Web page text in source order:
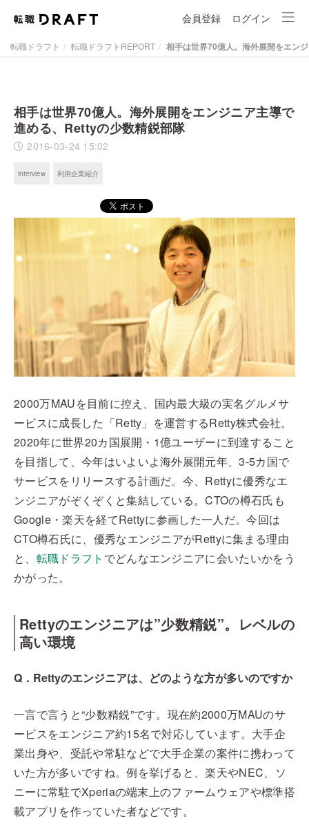
会員登録 ログイン
転職ドラフト 転職ドラフトREPORT 相手は世界70億人。海外展開をエン
相手は世界70億人。海外展開をエンジニア主導で
進める、Rettyの少数精鋭部隊
2016-03-24 15:02
interview 利用企業紹介
2000万MAUを目前に控え、国内最大級の実名グルメサ
ービスに成長した「Retty」を運営するRetty株式会社。
2020年に世界20カ国展開・1億ユーザーに到達すること
を目指して、今年はいよいよ海外展開元年、3-5カ国で
サービスをリリースする計画だ。今、Rettyに優秀なエ
ンジニアがぞくぞくと集結している。CTOの樽石氏も
Google・楽天を経てRettyに参画した一人だ。今回は
CTO樽石氏に、優秀なエンジニアがRettyに集まる理由
と、 転職ドラフト でどんなエンジニアに会いたいかをう
かがった。
Rettyのエンジニアは”少数精鋭”。レベルの
高い環境
Q．Rettyのエンジニアは、どのような方が多いのですか
一言で言うと“少数精鋭”です。現在約2000万MAUのサ
ービスをエンジニア約15名で対応しています。大手企
業出身や、受託や常駐などで大手企業の案件に携わって
いた方が多いですね。例を挙げると、楽天やNEC、ソ
ニーに常駐でXperiaの端末上のファームウェアや標準搭
載アプリを作っていた者などです。